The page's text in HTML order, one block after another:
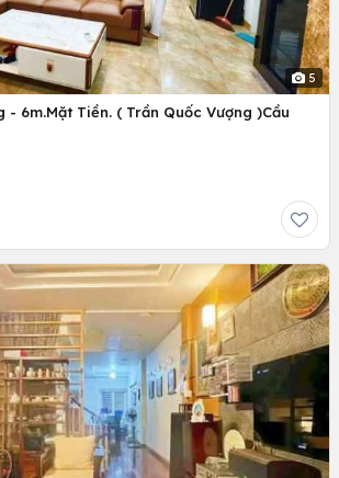
5
- 6m.Mặt Tiền. ( Trần Quốc Vượng )Cầu